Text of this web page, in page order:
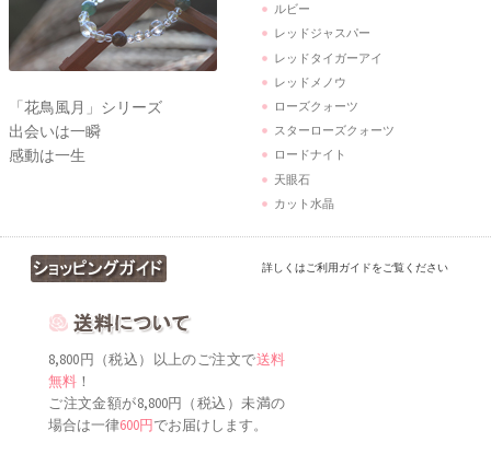
「花鳥風月」シリーズ
出会いは一瞬
感動は一生
ルビー
レッドジャスパー
レッドタイガーアイ
レッドメノウ
ローズクォーツ
スターローズクォーツ
ロードナイト
天眼石
カット水晶
詳しくはご利用ガイドをご覧ください
8,800円（税込）以上のご注文で送料
無料 ！
ご注文金額が8,800円（税込）未満の
場合は一律600円でお届けします。